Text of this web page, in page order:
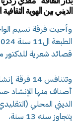
الديني بين الهوية
وأحيت فرقة نسيم
قصائد شعرية للدكتور
وتتنافس 14
أصناف منها الإنشاد
الديني المحلي
يتجاوز سنه 13 سنة.